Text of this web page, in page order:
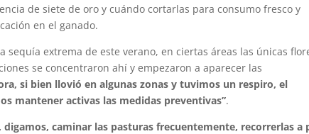
de siete de oro y cuándo cortarlas para consumo fresco y
en el ganado.
sequía extrema de este verano, en ciertas áreas las únicas
se concentraron ahí y empezaron a aparecer las
si bien llovió en algunas zonas y tuvimos un respiro, el
mantener activas las medidas preventivas”.
caminar las pasturas frecuentemente, recorrerlas a